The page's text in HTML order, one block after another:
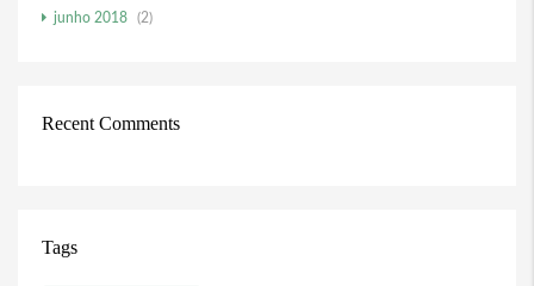
junho 2018
(2)
Recent Comments
Tags